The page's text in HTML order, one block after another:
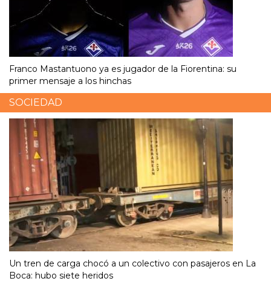
Franco Mastantuono ya es jugador de la Fiorentina: su
primer mensaje a los hinchas
SOCIEDAD
Un tren de carga chocó a un colectivo con pasajeros en La
Boca: hubo siete heridos